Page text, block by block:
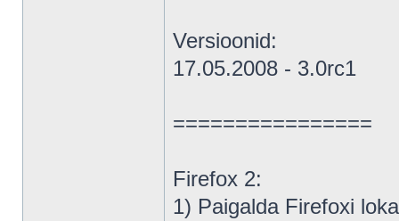
Versioonid:
17.05.2008 - 3.0rc1
================
Firefox 2:
1) Paigalda Firefoxi